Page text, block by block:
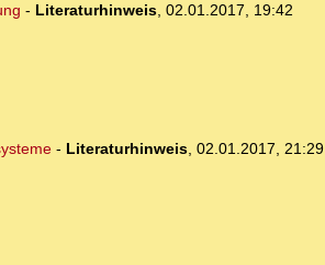
- Literaturhinweis, 02.01.2017, 19:42
- Literaturhinweis, 02.01.2017, 21:29